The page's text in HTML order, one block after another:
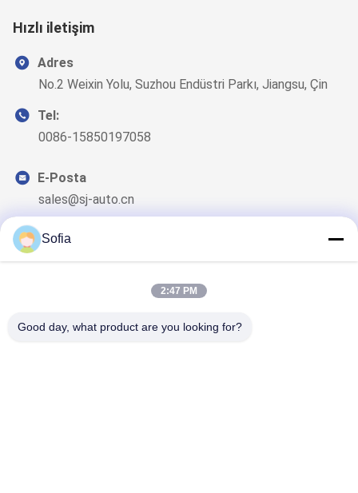
Hızlı iletişim
Adres
No.2 Weixin Yolu, Suzhou Endüstri Parkı, Jiangsu, Çin
Tel:
0086-15850197058
E-Posta
sales@sj-auto.cn
Sofia
2:47 PM
Good day, what product are you looking for?